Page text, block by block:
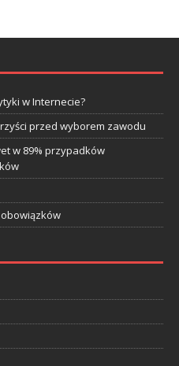
w Internecie?
przed wyborem zawodu
w 89% przypadków